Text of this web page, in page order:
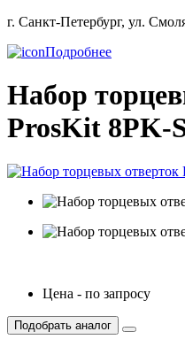
г. Санкт-Петербург, ул.
Подробнее
Набор
ProsKit 8PK-
Цена - по запросу
Подобрать аналог